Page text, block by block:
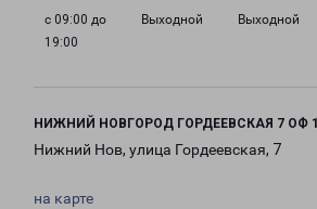
с 09:00 до
19:00
Выходной Выходной
НИЖНИЙ НОВГОРОД ГОРДЕЕВСКАЯ 7 ОФ
Нижний Нов, улица Гордеевская, 7
на карте